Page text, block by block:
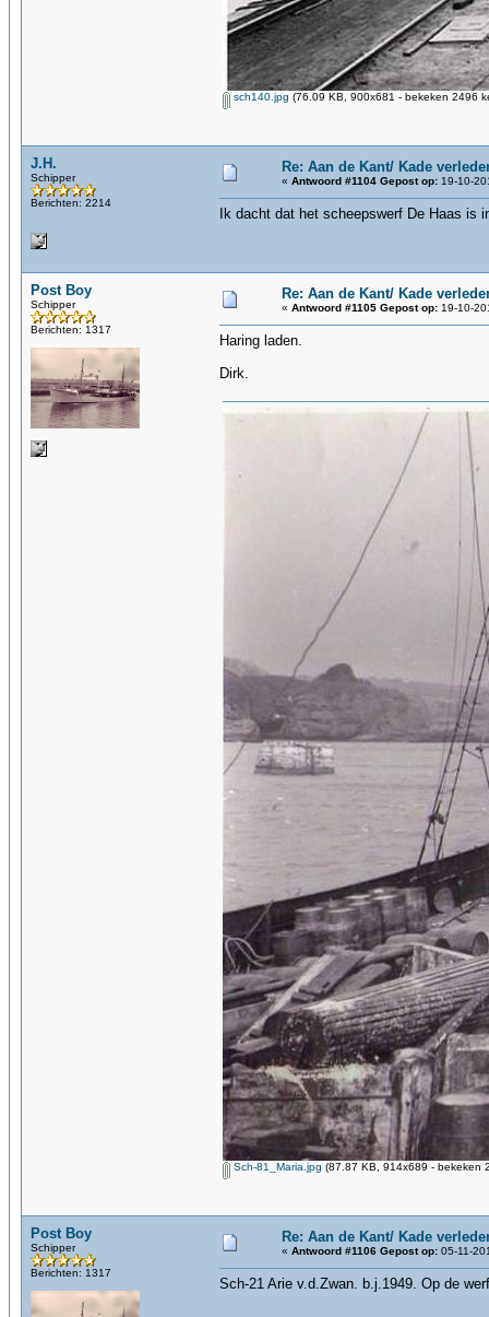
sch140.jpg (76.09 KB, 900x681 - bekeken 2496
J.H.
Schipper
Berichten: 2214
Re: Aan de Kant/ Kade
« Antwoord #1104 Gepost op: 19-10-
Ik dacht dat het scheepswerf De Haas is
Post Boy
Schipper
Berichten: 1317
Re: Aan de Kant/ Kade
« Antwoord #1105 Gepost op: 19-10-
Haring laden.
Dirk.
Sch-81_Maria.jpg (87.87 KB, 914x689 - bekeken
Post Boy
Schipper
Berichten: 1317
Re: Aan de Kant/ Kade
« Antwoord #1106 Gepost op: 05-11-
Sch-21 Arie v.d.Zwan. b.j.1949. Op de